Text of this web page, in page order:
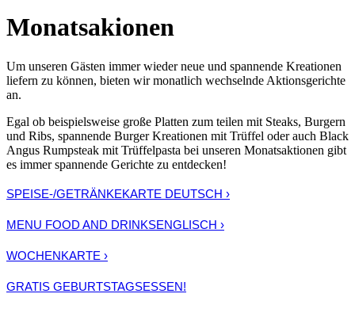
Monatsakionen
Um unseren Gästen immer wieder neue und spannende Kreationen
liefern zu können, bieten wir monatlich wechselnde Aktionsgerichte
an.
Egal ob beispielsweise große Platten zum teilen mit Steaks, Burgern
und Ribs, spannende Burger Kreationen mit Trüffel oder auch Black
Angus Rumpsteak mit Trüffelpasta bei unseren Monatsaktionen gibt
es immer spannende Gerichte zu entdecken!
SPEISE-/GETRÄNKEKARTE DEUTSCH ›
MENU FOOD AND DRINKSENGLISCH ›
WOCHENKARTE ›
GRATIS GEBURTSTAGSESSEN!